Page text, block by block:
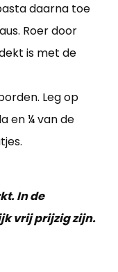
daarna toe
Roer door
is met de
Leg op
en ¼ van de
In de
vrij prijzig zijn.